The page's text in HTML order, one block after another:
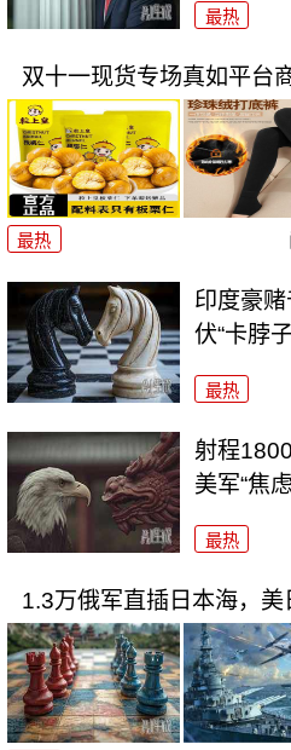
最热
双十一现货专场真如平台
最热
印度豪
伏“卡脖子
最热
射程
美军“焦虑
最热
1.3万俄军直插日本海，